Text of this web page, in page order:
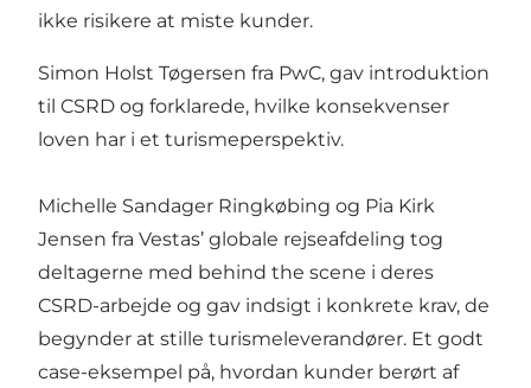
ikke risikere at miste kunder.
Simon Holst Tøgersen fra PwC, gav introduktion
til CSRD og forklarede, hvilke konsekvenser
loven har i et turismeperspektiv.
Michelle Sandager Ringkøbing og Pia Kirk
Jensen fra Vestas’ globale rejseafdeling tog
deltagerne med behind the scene i deres
CSRD-arbejde og gav indsigt i konkrete krav, de
begynder at stille turismeleverandører. Et godt
case-eksempel på, hvordan kunder berørt af